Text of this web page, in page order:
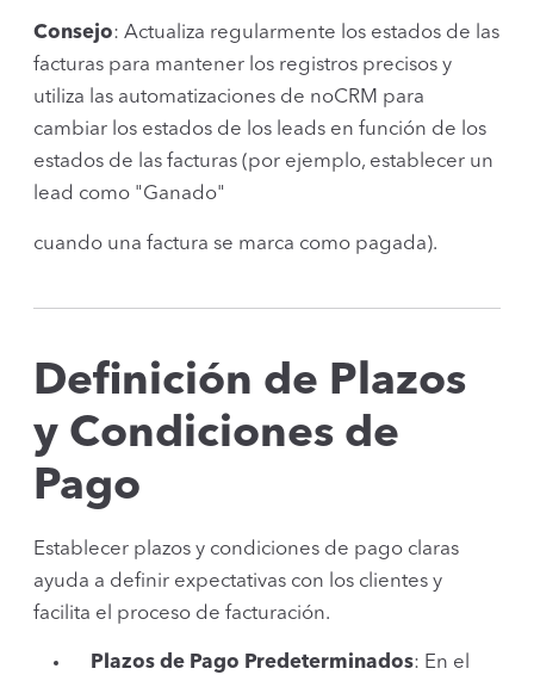
Consejo: Actualiza regularmente los estados de las
facturas para mantener los registros precisos y
utiliza las automatizaciones de noCRM para
cambiar los estados de los leads en función de los
estados de las facturas (por ejemplo, establecer un
lead como "Ganado"
cuando una factura se marca como pagada).
Definición de Plazos
y Condiciones de
Pago
Establecer plazos y condiciones de pago claras
ayuda a definir expectativas con los clientes y
facilita el proceso de facturación.
Plazos de Pago Predeterminados: En el